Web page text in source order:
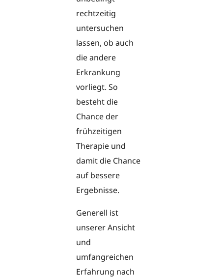
rechtzeitig
untersuchen
lassen, ob auch
die andere
Erkrankung
vorliegt. So
besteht die
Chance der
frühzeitigen
Therapie und
damit die Chance
auf bessere
Ergebnisse.
Generell ist
unserer Ansicht
und
umfangreichen
Erfahrung nach